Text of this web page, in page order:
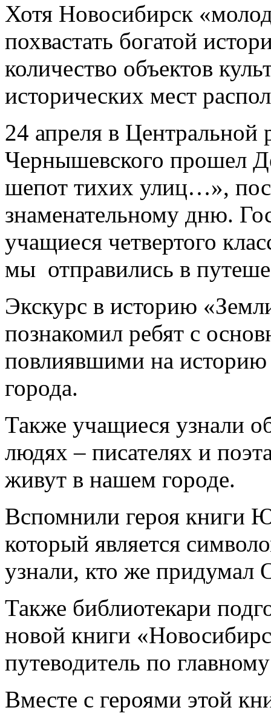
Хотя Новосибирск
похвастать богатой
количество объектов
исторических мест
24 апреля в
Чернышевского прошел
шепот тихих улиц…»,
знаменательному дню.
учащиеся четвертого
мы отправились в
Экскурс в историю
познакомил ребят с
повлиявшими на историю
города.
Также учащиеся узнали
людях – писателях и
живут в нашем городе.
Вспомнили героя книги
который является
узнали, кто же придумал
Также библиотекари
новой книги
путеводитель по
Вместе с героями этой